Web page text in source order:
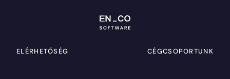
ELÉRHETŐSÉG CÉGCSOPORTUNK